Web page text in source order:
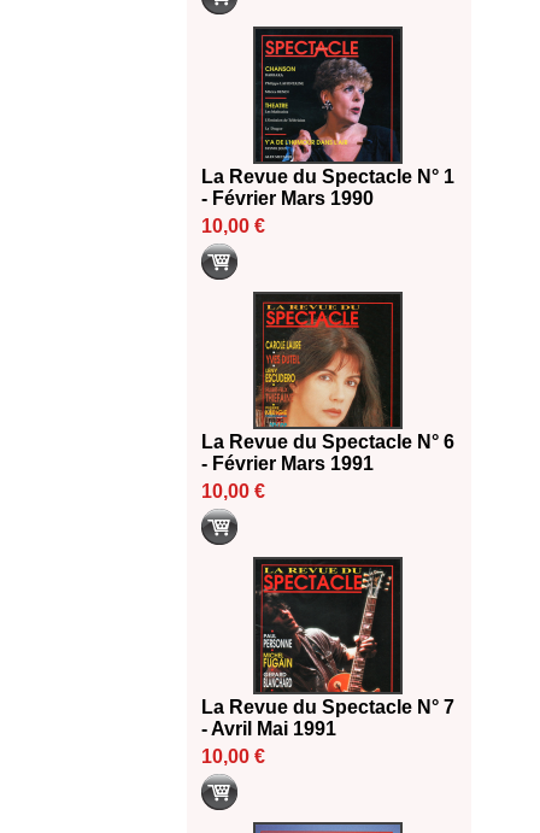
La Revue du Spectacle N° 1
- Février Mars 1990
10,00 €
La Revue du Spectacle N° 6
- Février Mars 1991
10,00 €
La Revue du Spectacle N° 7
- Avril Mai 1991
10,00 €